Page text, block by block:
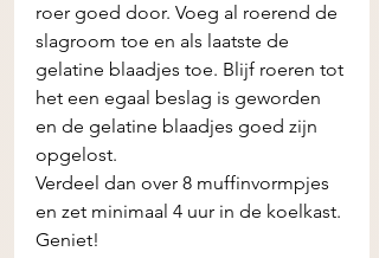
roer goed door. Voeg al roerend de
slagroom toe en als laatste de
gelatine blaadjes toe. Blijf roeren tot
het een egaal beslag is geworden
en de gelatine blaadjes goed zijn
opgelost.
Verdeel dan over 8 muffinvormpjes
en zet minimaal 4 uur in de koelkast.
Geniet!